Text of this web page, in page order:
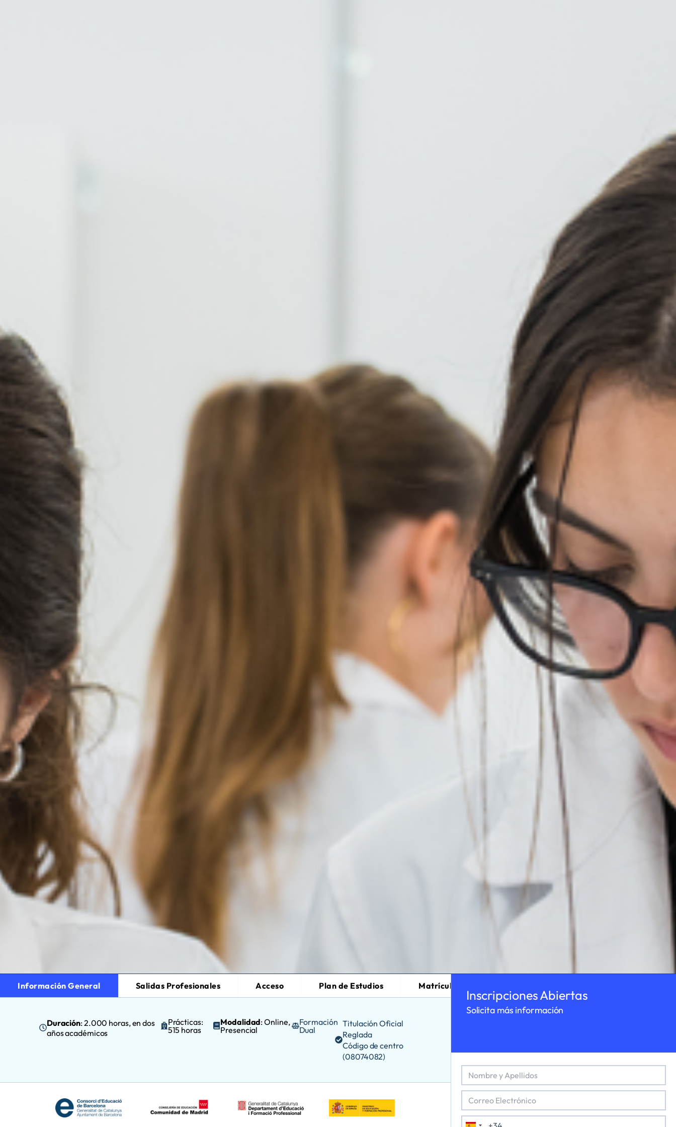
Información General Salidas Profesionales Acceso Plan de Estudios Matrícula
Duración: 2.000 horas, en dos
años académicos
Prácticas:
515 horas
Modalidad: Online,
Presencial
Formación
Dual
Titulación Oficial
Reglada
Código de centro
(08074082)
Inscripciones Abiertas
Solicita más información
o
m
r
e
o
r
T